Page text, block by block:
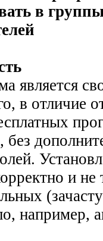
в
является
в отличие
без
и не
например,